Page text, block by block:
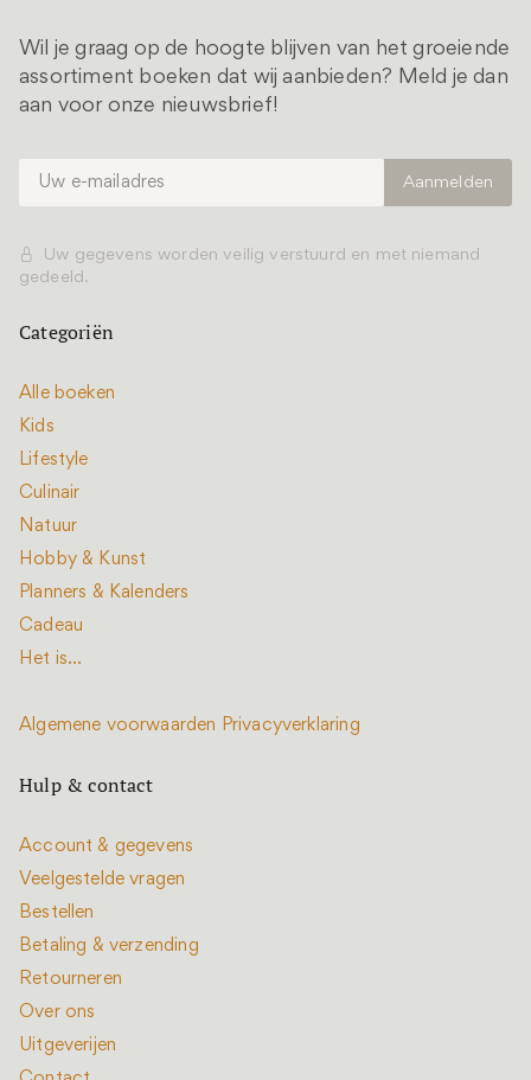
Wil je graag op de hoogte blijven van het groeiende
assortiment boeken dat wij aanbieden? Meld je dan
aan voor onze nieuwsbrief!
Uw gegevens worden veilig verstuurd en met niemand
gedeeld.
Categoriën
Alle boeken
Kids
Lifestyle
Culinair
Natuur
Hobby & Kunst
Planners & Kalenders
Cadeau
Het is...
Algemene voorwaarden Privacyverklaring
Hulp & contact
Account & gegevens
Veelgestelde vragen
Bestellen
Betaling & verzending
Retourneren
Over ons
Uitgeverijen